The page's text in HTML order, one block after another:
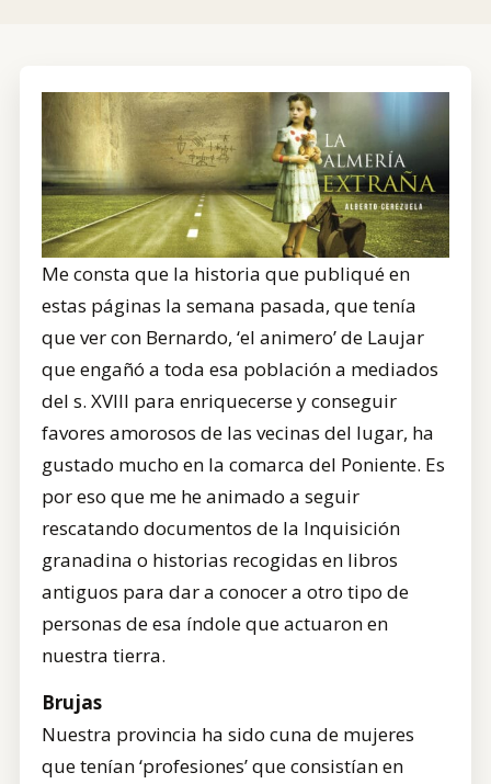
TIENDA
Me consta que la historia que publiqué en
estas páginas la semana pasada, que tenía
que ver con Bernardo, ‘el animero’ de Laujar
que engañó a toda esa población a mediados
del s. XVIII para enriquecerse y conseguir
favores amorosos de las vecinas del lugar, ha
gustado mucho en la comarca del Poniente. Es
por eso que me he animado a seguir
rescatando documentos de la Inquisición
granadina o historias recogidas en libros
antiguos para dar a conocer a otro tipo de
personas de esa índole que actuaron en
nuestra tierra.
Brujas
Nuestra provincia ha sido cuna de mujeres
que tenían ‘profesiones’ que consistían en